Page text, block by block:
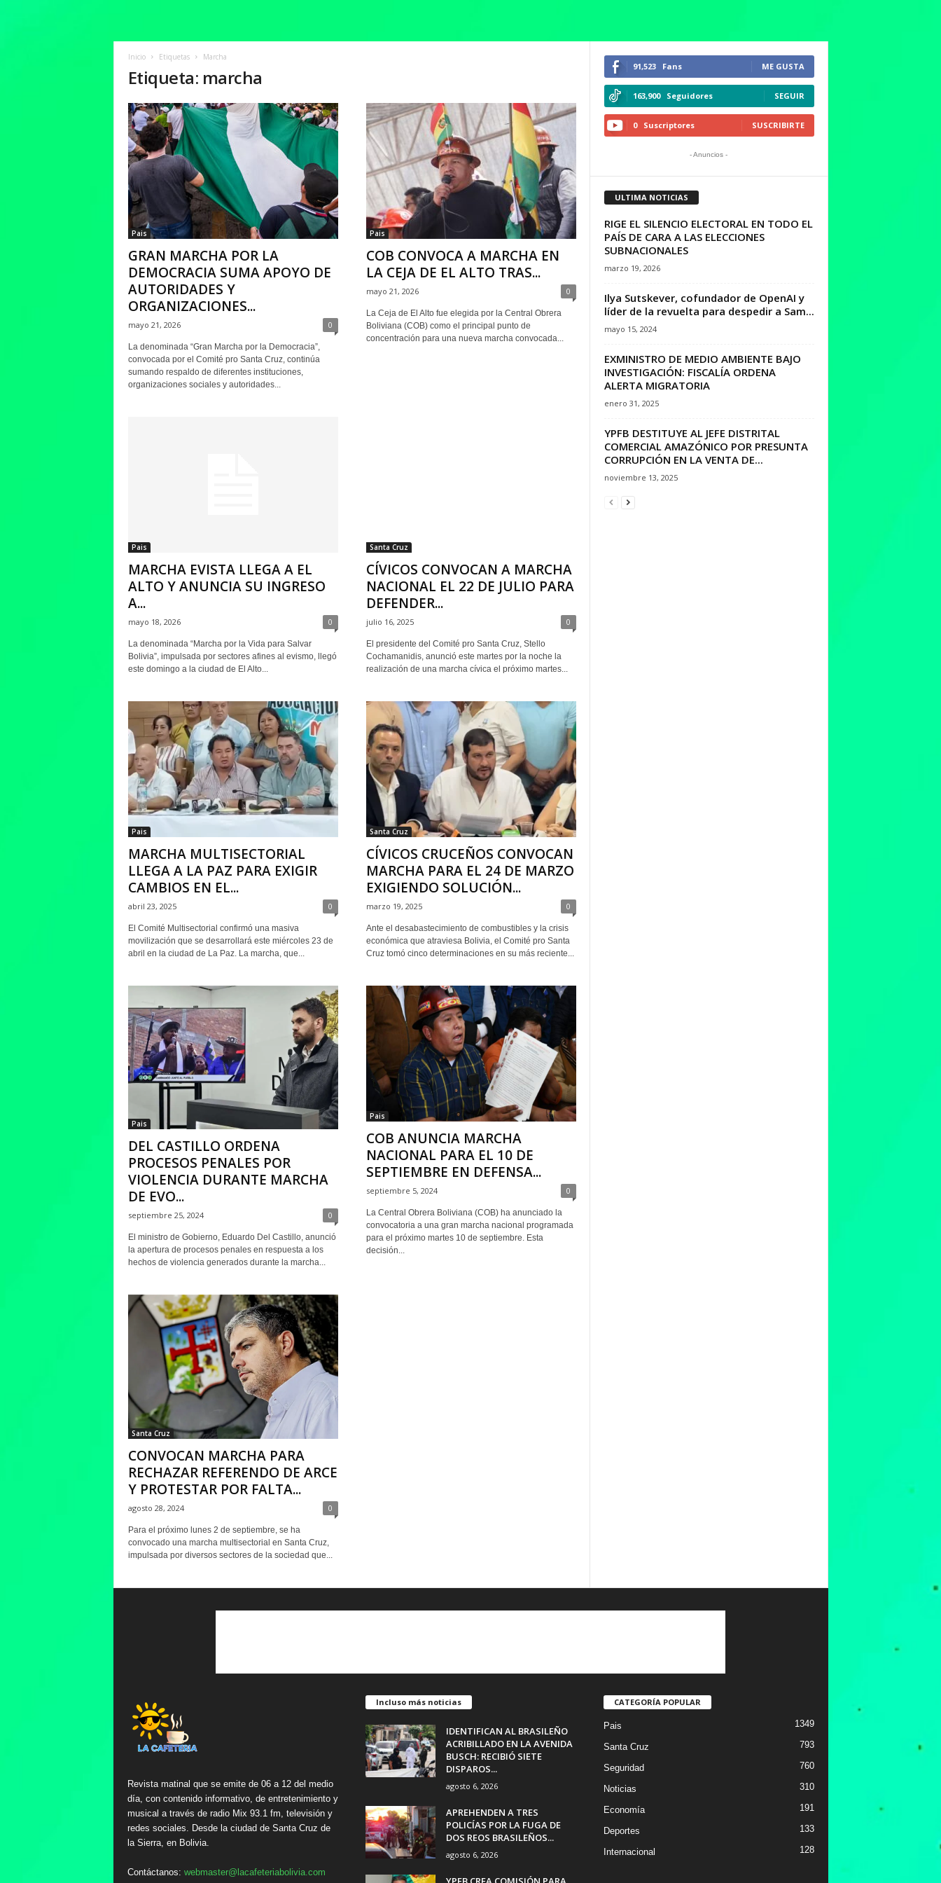
Inicio Etiquetas Marcha
Etiqueta: marcha
Pais
GRAN MARCHA POR LA
DEMOCRACIA SUMA APOYO DE
AUTORIDADES Y
ORGANIZACIONES...
mayo 21, 2026 0
La denominada “Gran Marcha por la Democracia”,
convocada por el Comité pro Santa Cruz, continúa
sumando respaldo de diferentes instituciones,
organizaciones sociales y autoridades...
Pais
COB CONVOCA A MARCHA EN
LA CEJA DE EL ALTO TRAS...
mayo 21, 2026 0
La Ceja de El Alto fue elegida por la Central Obrera
Boliviana (COB) como el principal punto de
concentración para una nueva marcha convocada...
Pais
MARCHA EVISTA LLEGA A EL
ALTO Y ANUNCIA SU INGRESO
A...
mayo 18, 2026 0
La denominada “Marcha por la Vida para Salvar
Bolivia”, impulsada por sectores afines al evismo, llegó
este domingo a la ciudad de El Alto...
Santa Cruz
CÍVICOS CONVOCAN A MARCHA
NACIONAL EL 22 DE JULIO PARA
DEFENDER...
julio 16, 2025 0
El presidente del Comité pro Santa Cruz, Stello
Cochamanidis, anunció este martes por la noche la
realización de una marcha cívica el próximo martes...
Pais
MARCHA MULTISECTORIAL
LLEGA A LA PAZ PARA EXIGIR
CAMBIOS EN EL...
abril 23, 2025 0
El Comité Multisectorial confirmó una masiva
movilización que se desarrollará este miércoles 23 de
abril en la ciudad de La Paz. La marcha, que...
Santa Cruz
CÍVICOS CRUCEÑOS CONVOCAN
MARCHA PARA EL 24 DE MARZO
EXIGIENDO SOLUCIÓN...
marzo 19, 2025 0
Ante el desabastecimiento de combustibles y la crisis
económica que atraviesa Bolivia, el Comité pro Santa
Cruz tomó cinco determinaciones en su más reciente...
Pais
DEL CASTILLO ORDENA
PROCESOS PENALES POR
VIOLENCIA DURANTE MARCHA
DE EVO...
septiembre 25, 2024 0
El ministro de Gobierno, Eduardo Del Castillo, anunció
la apertura de procesos penales en respuesta a los
hechos de violencia generados durante la marcha...
Pais
COB ANUNCIA MARCHA
NACIONAL PARA EL 10 DE
SEPTIEMBRE EN DEFENSA...
septiembre 5, 2024 0
La Central Obrera Boliviana (COB) ha anunciado la
convocatoria a una gran marcha nacional programada
para el próximo martes 10 de septiembre. Esta
decisión...
Santa Cruz
CONVOCAN MARCHA PARA
RECHAZAR REFERENDO DE ARCE
Y PROTESTAR POR FALTA...
agosto 28, 2024 0
Para el próximo lunes 2 de septiembre, se ha
convocado una marcha multisectorial en Santa Cruz,
impulsada por diversos sectores de la sociedad que...
91,523 Fans ME GUSTA
163,900 Seguidores SEGUIR
0 Suscriptores SUSCRIBIRTE
- Anuncios -
ULTIMA NOTICIAS
RIGE EL SILENCIO ELECTORAL EN TODO EL
PAÍS DE CARA A LAS ELECCIONES
SUBNACIONALES
marzo 19, 2026
Ilya Sutskever, cofundador de OpenAI y
líder de la revuelta para despedir a Sam...
mayo 15, 2024
EXMINISTRO DE MEDIO AMBIENTE BAJO
INVESTIGACIÓN: FISCALÍA ORDENA
ALERTA MIGRATORIA
enero 31, 2025
YPFB DESTITUYE AL JEFE DISTRITAL
COMERCIAL AMAZÓNICO POR PRESUNTA
CORRUPCIÓN EN LA VENTA DE...
noviembre 13, 2025
Revista matinal que se emite de 06 a 12 del medio
día, con contenido informativo, de entretenimiento y
musical a través de radio Mix 93.1 fm, televisión y
redes sociales. Desde la ciudad de Santa Cruz de
la Sierra, en Bolivia.
Contáctanos: webmaster@lacafeteriabolivia.com
Incluso más noticias
IDENTIFICAN AL BRASILEÑO
ACRIBILLADO EN LA AVENIDA
BUSCH: RECIBIÓ SIETE
DISPAROS...
agosto 6, 2026
APREHENDEN A TRES
POLICÍAS POR LA FUGA DE
DOS REOS BRASILEÑOS...
agosto 6, 2026
CATEGORÍA POPULAR
Pais 1349
Santa Cruz 793
Seguridad 760
Noticias 310
Economía 191
Deportes 133
Internacional 128